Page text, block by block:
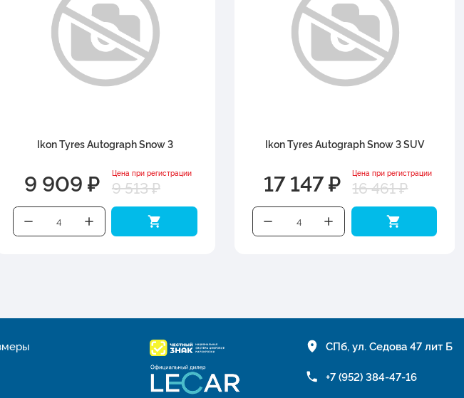
Ikon Tyres Autograph Snow 3
9 909 ₽ Цена при регистрации
9 513 ₽
Ikon Tyres Autograph Snow 3 SUV
17 147 ₽ Цена при регистрации
16 461 ₽
СПб, ул. Седова 47 лит Б
+7 (952) 384-47-16